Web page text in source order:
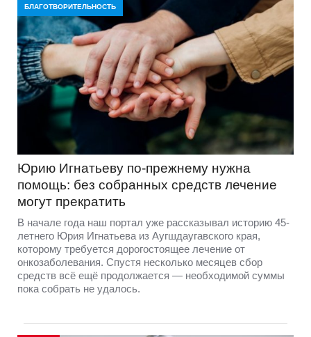
БЛАГОТВОРИТЕЛЬНОСТЬ
Юрию Игнатьеву по-прежнему нужна
помощь: без собранных средств лечение
могут прекратить
В начале года наш портал уже рассказывал историю 45-
летнего Юрия Игнатьева из Аугшдаугавского края,
которому требуется дорогостоящее лечение от
онкозаболевания. Спустя несколько месяцев сбор
средств всё ещё продолжается — необходимой суммы
пока собрать не удалось.